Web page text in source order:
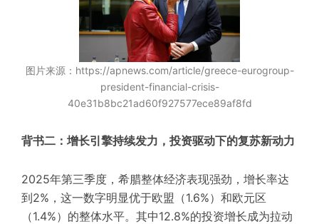
图片来源：https://apnews.com/article/greece-eurogroup-
president-financial-crisis-
40e31b8bc21ad60f927577ece89af8fd
背书二：增长引擎持续发力，投资驱动下的复苏新动力
2025年第三季度，希腊整体经济表现强劲，增长率达
到2%，这一数字明显优于欧盟（1.6%）和欧元区
（1.4%）的整体水平。其中12.8%的投资增长成为拉动